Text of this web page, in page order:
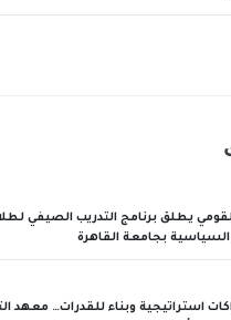
يطلق برنامج التدريب الصيفي
السياسية بجامعة القاهرة
استراتيجية وبناء للقدرات… معهد